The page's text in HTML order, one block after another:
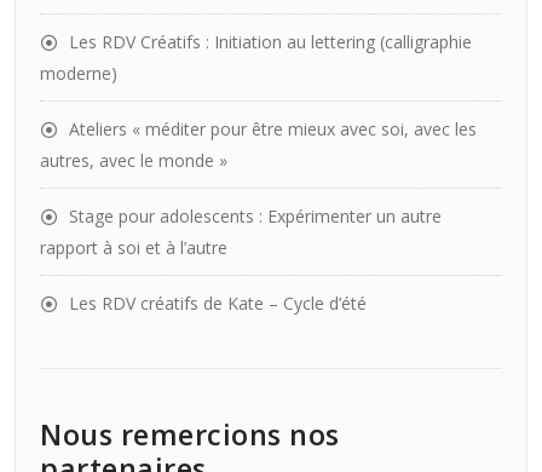
Les RDV Créatifs : Initiation au lettering (calligraphie
moderne)
Ateliers « méditer pour être mieux avec soi, avec les
autres, avec le monde »
Stage pour adolescents : Expérimenter un autre
rapport à soi et à l’autre
Les RDV créatifs de Kate – Cycle d’été
Nous remercions nos